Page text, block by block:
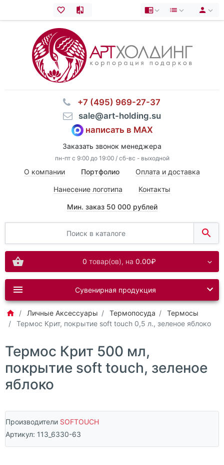
⠀+7 (495) 969-27-37
⠀sale@art-holding.su
написать в MAX
Заказать звонок менеджера
пн-пт с 9:00 до 19:00 / сб-вс - выходной
О компании Портфолио Оплата и доставка
Нанесение логотипа Контакты
Мин. заказ 50 000 рублей
0 товар(ов), на 0.00₽
Сувенирная продукция
Личные Аксессуары Термопосуда
Термосы
Термос Крит, покрытие soft touch 0,5 л., зеленое яблоко
Термос Крит 500 мл,
покрытие soft touch, зеленое
яблоко
Производители SOFTOUCH
Артикул: 113_6330-63